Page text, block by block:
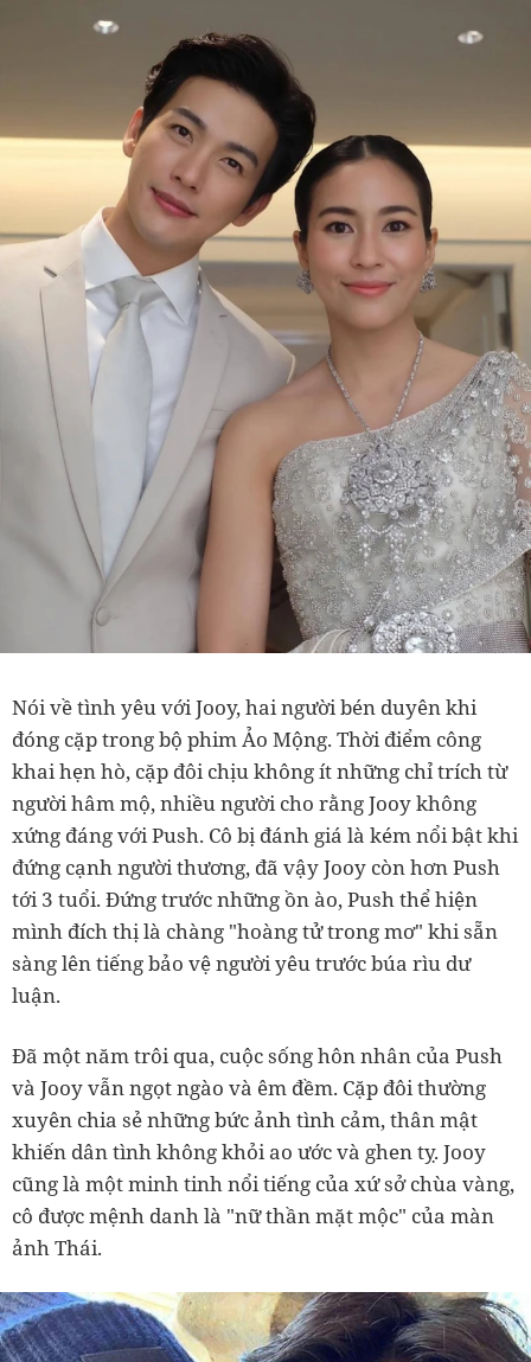
Nói về tình yêu với Jooy, hai người bén duyên khi
đóng cặp trong bộ phim Ảo Mộng. Thời điểm công
khai hẹn hò, cặp đôi chịu không ít những chỉ trích từ
người hâm mộ, nhiều người cho rằng Jooy không
xứng đáng với Push. Cô bị đánh giá là kém nổi bật khi
đứng cạnh người thương, đã vậy Jooy còn hơn Push
tới 3 tuổi. Đứng trước những ồn ào, Push thể hiện
mình đích thị là chàng "hoàng tử trong mơ" khi sẵn
sàng lên tiếng bảo vệ người yêu trước búa rìu dư
luận.
Đã một năm trôi qua, cuộc sống hôn nhân của Push
và Jooy vẫn ngọt ngào và êm đềm. Cặp đôi thường
xuyên chia sẻ những bức ảnh tình cảm, thân mật
khiến dân tình không khỏi ao ước và ghen tỵ. Jooy
cũng là một minh tinh nổi tiếng của xứ sở chùa vàng,
cô được mệnh danh là "nữ thần mặt mộc" của màn
ảnh Thái.